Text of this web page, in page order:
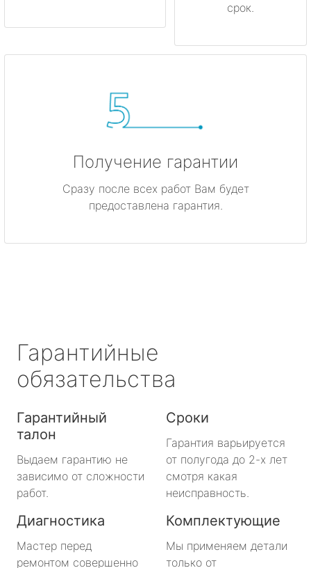
срок.
Получение гарантии
Сразу после всех работ Вам будет
предоставлена гарантия.
Гарантийные
обязательства
Гарантийный
талон
Выдаем гарантию не
зависимо от сложности
работ.
Сроки
Гарантия варьируется
от полугода до 2-х лет
смотря какая
неисправность.
Диагностика
Мастер перед
ремонтом совершенно
Комплектующие
Мы применяем детали
только от